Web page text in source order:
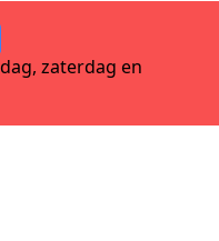
zaterdag en